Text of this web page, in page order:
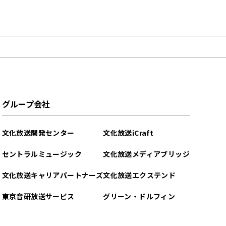
グループ会社
文化放送開発センター
セントラルミュージック
文化放送キャリアパートナーズ
東京音研放送サービス
文化放送iCraft
文化放送メディアブリッジ
文化放送エクステンド
グリーン・ドルフィン